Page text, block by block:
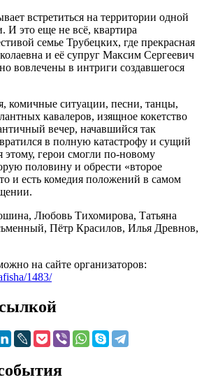
встретиться на территории одной
это еще не всё, квартира
семье Трубецких, где прекрасная
и её супруг Максим Сергеевич
вовлечены в интриги создавшегося
комичные ситуации, песни, танцы,
кавалеров, изящное кокетство
вечер, начавшийся так
в полную катастрофу и сущий
герои смогли по-новому
половину и обрести «второе
и есть комедия положений в самом
Любовь Тихомирова, Татьяна
Пётр Красилов, Илья Древнов,
на сайте организаторов:
1483/